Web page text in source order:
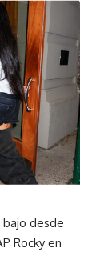
desde
Rocky en